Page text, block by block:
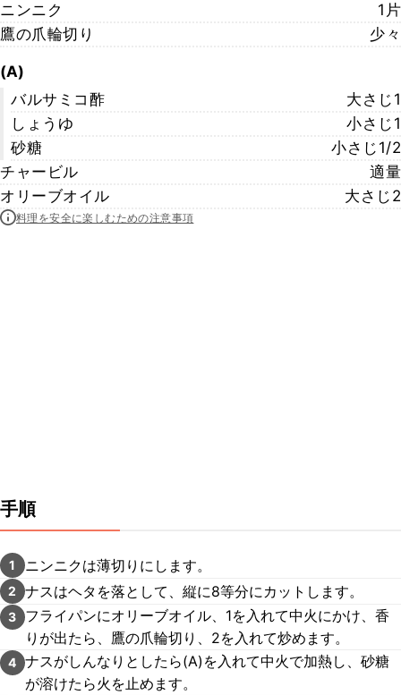
ニンニク
1片
鷹の爪輪切り
少々
(A)
バルサミコ酢
大さじ1
しょうゆ
小さじ1
砂糖
小さじ1/2
チャービル
適量
オリーブオイル
大さじ2
料理を安全に楽しむための注意事項
手順
1 ニンニクは薄切りにします。
2 ナスはヘタを落として、縦に8等分にカットします。
3
フライパンにオリーブオイル、1を入れて中火にかけ、香
りが出たら、鷹の爪輪切り、2を入れて炒めます。
4 ナスがしんなりとしたら(A)を入れて中火で加熱し、砂糖
が溶けたら火を止めます。